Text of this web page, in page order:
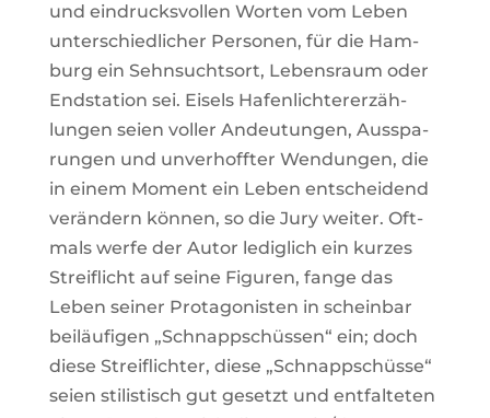
und ein­drucks­vollen Worten vom Leben
unter­schied­li­cher Per­sonen, für die Ham­
burg ein Sehn­suchtsort, Lebens­raum oder
End­sta­tion sei. Eisels Hafen­lich­ter­er­zäh­
lungen seien voller Andeu­tungen, Aus­spa­
rungen und unver­hoffter Wen­dungen, die
in einem Moment ein Leben ent­schei­dend
ver­än­dern können, so die Jury weiter. Oft­
mals werfe der Autor ledig­lich ein kurzes
Streif­licht auf seine Figuren, fange das
Leben seiner Prot­ago­nisten in scheinbar
bei­läu­figen „Schnapp­schüssen“ ein; doch
diese Streif­lichter, diese „Schnapp­schüsse“
seien sti­lis­tisch gut gesetzt und ent­fal­teten